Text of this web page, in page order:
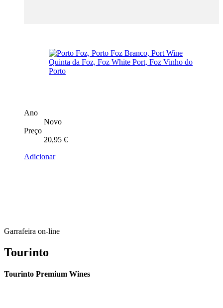
Ano
Novo
Preço
20,95 €
Adicionar
Garrafeira on-line
Tourinto
Tourinto Premium Wines